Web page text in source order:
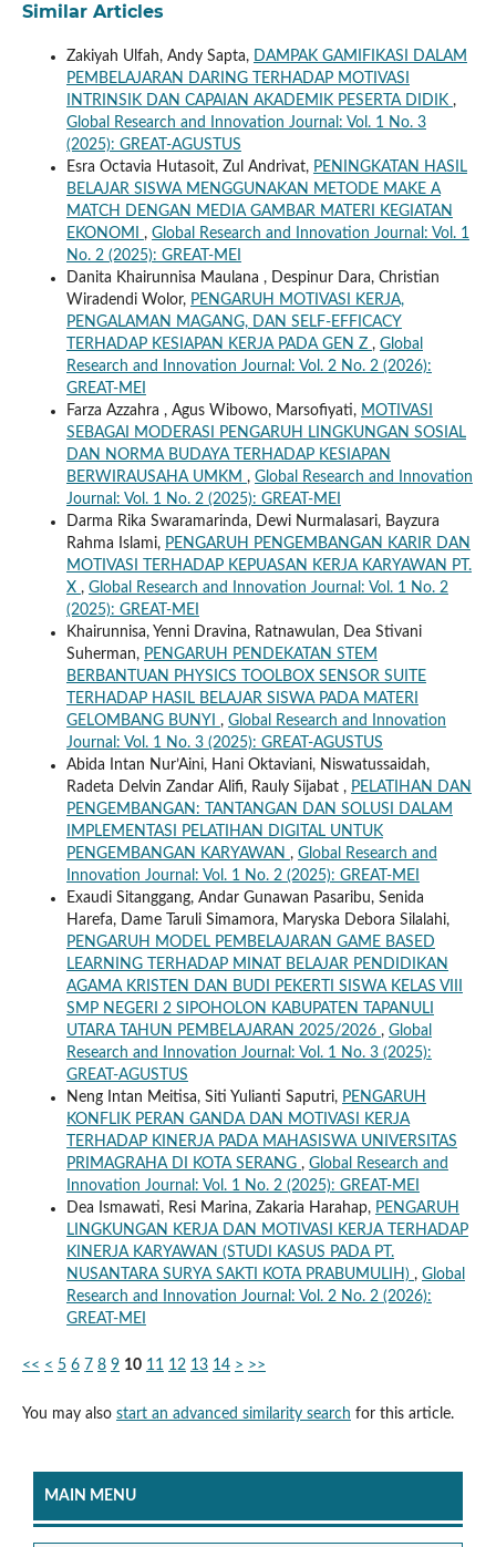
Similar Articles
Zakiyah Ulfah, Andy Sapta, DAMPAK GAMIFIKASI DALAM
PEMBELAJARAN DARING TERHADAP MOTIVASI
INTRINSIK DAN CAPAIAN AKADEMIK PESERTA DIDIK ,
Global Research and Innovation Journal: Vol. 1 No. 3
(2025): GREAT-AGUSTUS
Esra Octavia Hutasoit, Zul Andrivat, PENINGKATAN HASIL
BELAJAR SISWA MENGGUNAKAN METODE MAKE A
MATCH DENGAN MEDIA GAMBAR MATERI KEGIATAN
EKONOMI , Global Research and Innovation Journal: Vol. 1
No. 2 (2025): GREAT-MEI
Danita Khairunnisa Maulana , Despinur Dara, Christian
Wiradendi Wolor, PENGARUH MOTIVASI KERJA,
PENGALAMAN MAGANG, DAN SELF-EFFICACY
TERHADAP KESIAPAN KERJA PADA GEN Z , Global
Research and Innovation Journal: Vol. 2 No. 2 (2026):
GREAT-MEI
Farza Azzahra , Agus Wibowo, Marsofiyati, MOTIVASI
SEBAGAI MODERASI PENGARUH LINGKUNGAN SOSIAL
DAN NORMA BUDAYA TERHADAP KESIAPAN
BERWIRAUSAHA UMKM , Global Research and Innovation
Journal: Vol. 1 No. 2 (2025): GREAT-MEI
Darma Rika Swaramarinda, Dewi Nurmalasari, Bayzura
Rahma Islami, PENGARUH PENGEMBANGAN KARIR DAN
MOTIVASI TERHADAP KEPUASAN KERJA KARYAWAN PT.
X , Global Research and Innovation Journal: Vol. 1 No. 2
(2025): GREAT-MEI
Khairunnisa, Yenni Dravina, Ratnawulan, Dea Stivani
Suherman, PENGARUH PENDEKATAN STEM
BERBANTUAN PHYSICS TOOLBOX SENSOR SUITE
TERHADAP HASIL BELAJAR SISWA PADA MATERI
GELOMBANG BUNYI , Global Research and Innovation
Journal: Vol. 1 No. 3 (2025): GREAT-AGUSTUS
Abida Intan Nur’Aini, Hani Oktaviani, Niswatussaidah,
Radeta Delvin Zandar Alifi, Rauly Sijabat , PELATIHAN DAN
PENGEMBANGAN: TANTANGAN DAN SOLUSI DALAM
IMPLEMENTASI PELATIHAN DIGITAL UNTUK
PENGEMBANGAN KARYAWAN , Global Research and
Innovation Journal: Vol. 1 No. 2 (2025): GREAT-MEI
Exaudi Sitanggang, Andar Gunawan Pasaribu, Senida
Harefa, Dame Taruli Simamora, Maryska Debora Silalahi,
PENGARUH MODEL PEMBELAJARAN GAME BASED
LEARNING TERHADAP MINAT BELAJAR PENDIDIKAN
AGAMA KRISTEN DAN BUDI PEKERTI SISWA KELAS VIII
SMP NEGERI 2 SIPOHOLON KABUPATEN TAPANULI
UTARA TAHUN PEMBELAJARAN 2025/2026 , Global
Research and Innovation Journal: Vol. 1 No. 3 (2025):
GREAT-AGUSTUS
Neng Intan Meitisa, Siti Yulianti Saputri, PENGARUH
KONFLIK PERAN GANDA DAN MOTIVASI KERJA
TERHADAP KINERJA PADA MAHASISWA UNIVERSITAS
PRIMAGRAHA DI KOTA SERANG , Global Research and
Innovation Journal: Vol. 1 No. 2 (2025): GREAT-MEI
Dea Ismawati, Resi Marina, Zakaria Harahap, PENGARUH
LINGKUNGAN KERJA DAN MOTIVASI KERJA TERHADAP
KINERJA KARYAWAN (STUDI KASUS PADA PT.
NUSANTARA SURYA SAKTI KOTA PRABUMULIH) , Global
Research and Innovation Journal: Vol. 2 No. 2 (2026):
GREAT-MEI
<< < 5 6 7 8 9 10 11 12 13 14 > >>
You may also start an advanced similarity search for this article.
MAIN MENU